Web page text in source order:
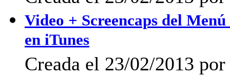
Video + Screencaps del
en iTunes
Creada el 23/02/2013